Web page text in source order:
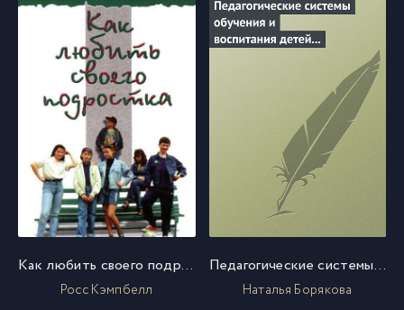
Как любить своего подростка
Росс Кэмпбелл
Педагогические системы обучения и воспитания детей с отклонениями в развитии
Наталья Борякова